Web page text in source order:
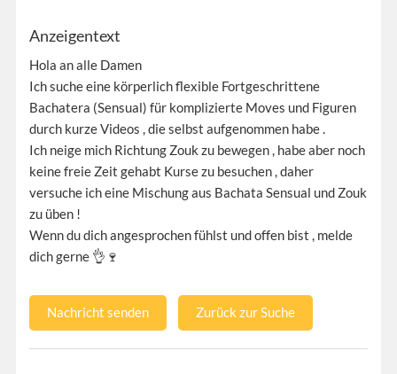
Anzeigentext
Hola an alle Damen
Ich suche eine körperlich flexible Fortgeschrittene
Bachatera (Sensual) für komplizierte Moves und Figuren
durch kurze Videos , die selbst aufgenommen habe .
Ich neige mich Richtung Zouk zu bewegen , habe aber noch
keine freie Zeit gehabt Kurse zu besuchen , daher
versuche ich eine Mischung aus Bachata Sensual und Zouk
zu üben !
Wenn du dich angesprochen fühlst und offen bist , melde
dich gerne 👌🍷
Nachricht senden Zurück zur Suche